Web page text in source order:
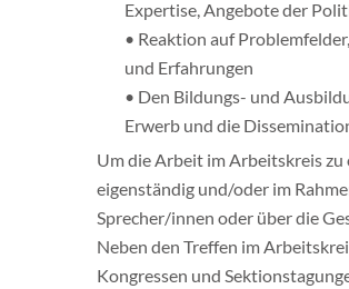
Expertise, Angebote der
• Reaktion auf
und Erfahrungen
• Den Bildungs- und
Erwerb und die
Um die Arbeit im Arbeitskreis zu
eigenständig und/oder im
Sprecher/innen oder über die
Neben den Treffen im
Kongressen und